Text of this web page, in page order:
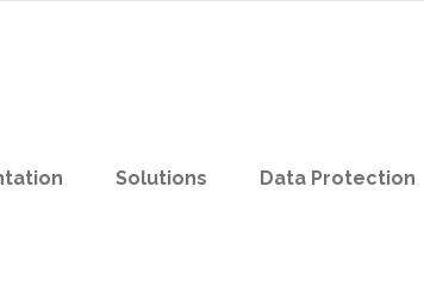
Solutions Data Protection